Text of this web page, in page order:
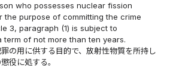
who possesses nuclear fission
the purpose of committing the crime
3, paragraph (1) is subject to
term of not more than ten years.
の用に供する目的で、放射性物質を所持し
役に処する。